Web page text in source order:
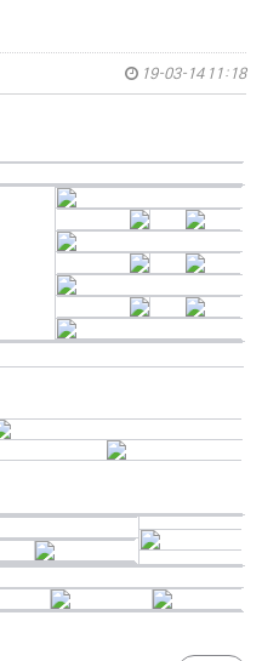
19-03-14 11:18